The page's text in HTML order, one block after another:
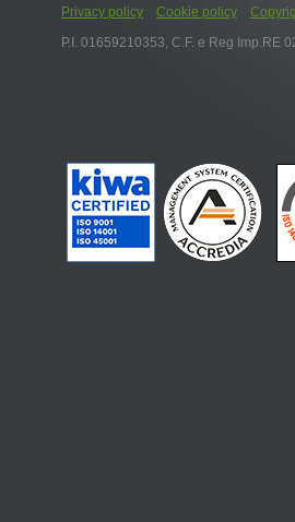
Privacy policy
Cookie policy
P.I. 01659210353, C.F. e Reg Imp.RE